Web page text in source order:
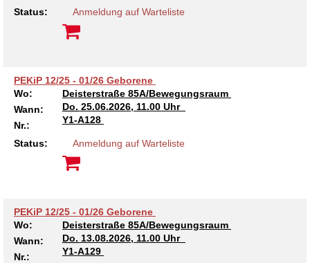
Status: Anmeldung auf Warteliste
PEKiP 12/25 - 01/26 Geborene
Wo:
Deisterstraße 85A/Bewegungsraum
Wann:
Do. 25.06.2026, 11.00 Uhr
Nr.:
Y1-A128
Status: Anmeldung auf Warteliste
PEKiP 12/25 - 01/26 Geborene
Wo:
Deisterstraße 85A/Bewegungsraum
Wann:
Do. 13.08.2026, 11.00 Uhr
Nr.:
Y1-A129